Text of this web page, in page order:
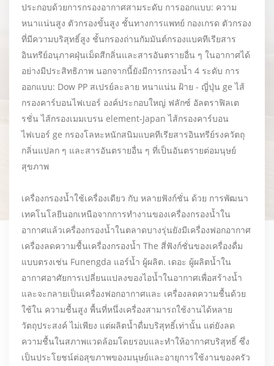
ประกอบด้วยการกรองอากาศสามระดับ การออกแบบ: ความ
หนาแน่นสูง ตัวกรองขั้นสูง ชั้นทางการแพทย์ กองเกรด ตัวกรอง
ที่มีความบริสุทธิ์สูง ชั้นกรองถ่านกัมมันต์กรองแบคทีเรียสาร
อินทรีย์อนุภาคฝุ่นเม็ดสีกลิ่นและสารอันตรายอื่น ๆ ในอากาศได้
อย่างมีประสิทธิภาพ นอกจากนี้ยังมีการกรองน้ำ 4 ระดับ การ
ออกแบบ: Dow PP สเปรย์ละลาย หนาแน่น ฝ้าย - ญี่ปุ่น ge ไส้
กรองคาร์บอนไฟเบอร์ องค์ประกอบใหญ่ ฟลักซ์ อัลตราฟิลเต
รชั่น ไส้กรองเมมเบรน element-Japan ไส้กรองคาร์บอน
ไฟเบอร์ ge กรองโลหะหนักสนิมแบคทีเรียสารอินทรีย์รงควัตถุ
กลิ่นแปลก ๆ และสารอันตรายอื่น ๆ ที่เป็นอันตรายต่อมนุษย์
สุขภาพ
เครื่องกรองน้ำใช้เครื่องเดียว กับ หลายฟังก์ชั่น ด้วย การพัฒนา
เทคโนโลยีนอกเหนือจากการทำงานของเครื่องกรองน้ำใน
อากาศแล้วเครื่องกรองน้ำในตลาดบางรุ่นยังมีเครื่องฟอกอากาศ
เครื่องลดความชื้นเครื่องกรองน้ำ The สี่ฟังก์ชั่นของเครื่องดื่ม
แบบตรงเช่น Funengda แอร์น้ำ ผู้ผลิต. เดอะ ผู้ผลิตน้ำใน
อากาศอาศัยการเปลี่ยนแปลงของไอน้ำในอากาศเพื่อสร้างน้ำ
และจะกลายเป็นเครื่องฟอกอากาศและ เครื่องลดความชื้นด้วย
ใช้ใน ความชื้นสูง พื้นที่หนึ่งเครื่องสามารถใช้งานได้หลาย
วัตถุประสงค์ ไม่เพียง แต่ผลิตน้ำดื่มบริสุทธิ์เท่านั้น แต่ยังลด
ความชื้นในสภาพแวดล้อมโดยรอบและทำให้อากาศบริสุทธิ์ ซึ่ง
เป็นประโยชน์ต่อสุขภาพของมนุษย์และอายุการใช้งานของครัว